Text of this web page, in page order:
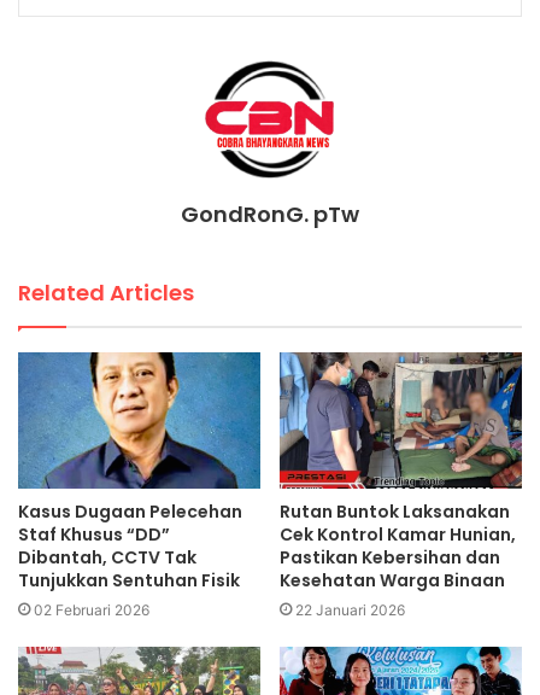
GondRonG. pTw
Related Articles
Kasus Dugaan Pelecehan
Staf Khusus “DD”
Dibantah, CCTV Tak
Tunjukkan Sentuhan Fisik
02 Februari 2026
Rutan Buntok Laksanakan
Cek Kontrol Kamar Hunian,
Pastikan Kebersihan dan
Kesehatan Warga Binaan
22 Januari 2026